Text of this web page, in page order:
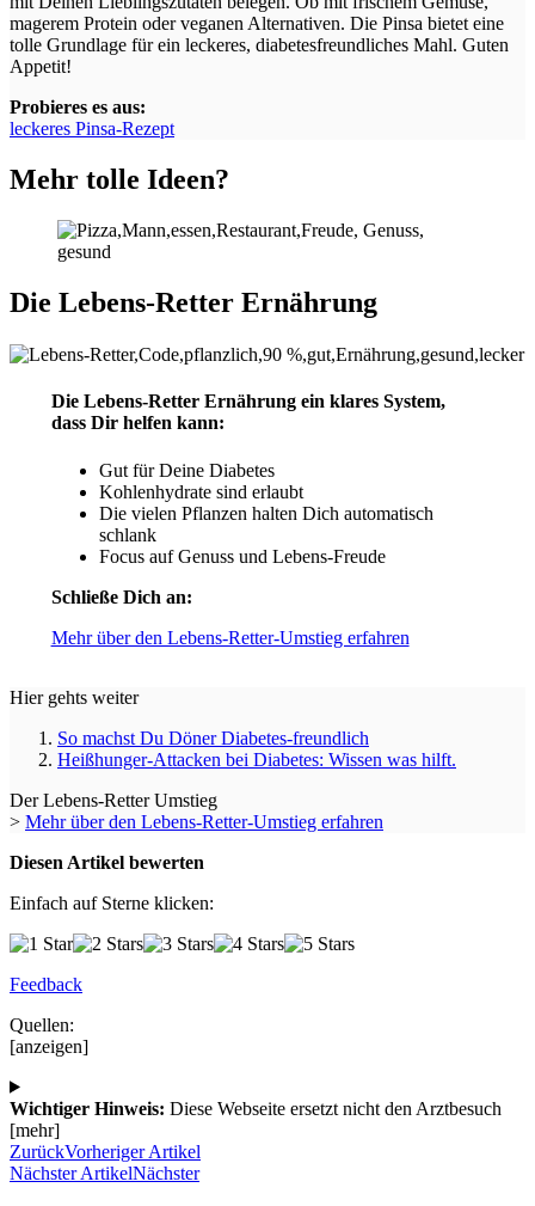
magerem Protein oder veganen Alternativen. Die Pinsa bietet eine
tolle Grundlage für ein leckeres, diabetesfreundliches Mahl. Guten
Appetit!
Probieres es aus:
leckeres Pinsa-Rezept
Mehr tolle Ideen?
Die Lebens-Retter Ernährung
Die Lebens-Retter Ernährung ein klares System,
dass Dir helfen kann:
Gut für Deine Diabetes
Kohlenhydrate sind erlaubt
Die vielen Pflanzen halten Dich automatisch
schlank
Focus auf Genuss und Lebens-Freude
Schließe Dich an:
Mehr über den Lebens-Retter-Umstieg erfahren
Hier gehts weiter
So machst Du Döner Diabetes-freundlich
Heißhunger-Attacken bei Diabetes: Wissen was hilft.
Der Lebens-Retter Umstieg
> Mehr über den Lebens-Retter-Umstieg erfahren
Diesen Artikel bewerten
Einfach auf Sterne klicken:
Feedback
Quellen:
[anzeigen]
Wichtiger Hinweis: Diese Webseite ersetzt nicht den Arztbesuch
[mehr]
ZurückVorheriger Artikel
Nächster ArtikelNächster